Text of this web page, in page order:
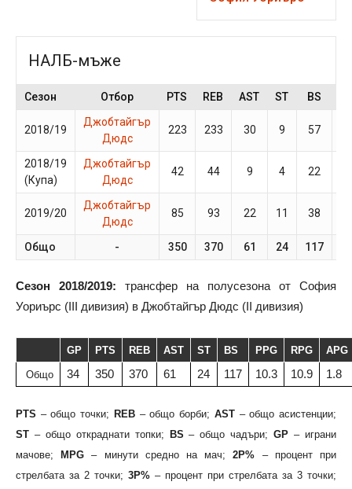
НАЛБ-мъже
Сезон Отбор PTS REB AST ST BS
2018/19
Джобтайгър
Дюдс
223 233 30 9 57
2018/19
(Купа)
Джобтайгър
Дюдс
42 44 9 4 22
2019/20
Джобтайгър
Дюдс
85 93 22 11 38
Общо - 350 370 61 24 117
Сезон 2018/2019: трансфер на полусезона от София
Уориърс (III дивизия) в Джобтайгър Дюдс (II дивизия)
GP PTS REB AST ST BS PPG RPG APG
Общо 34 350 370 61 24 117 10.3 10.9 1.8
PTS – общо точки; REB– общо борби; AST– общо асистенции;
ST – общо откраднати топки; BS – общо чадъри;GP – играни
мачове;
MPG – минути средно на мач;2P% – процент при
стрелбата за 2 точки; 3P% – процент при стрелбата за 3 точки;